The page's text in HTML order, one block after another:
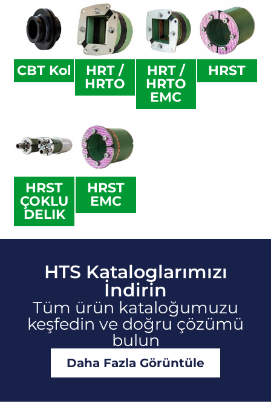
CBT Kol
HRT /
HRTO
HRT /
HRTO
EMC
HRST
HRST
ÇOKLU
DELIK
HRST
EMC
HTS Kataloglarımızı
İndirin
Tüm ürün kataloğumuzu
keşfedin ve doğru çözümü
bulun
Daha Fazla Görüntüle